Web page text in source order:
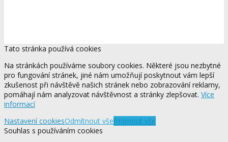
Tato stránka používá cookies
Na stránkách používáme soubory cookies. Některé jsou nezbytné
pro fungování stránek, jiné nám umožňují poskytnout vám lepší
zkušenost při návštěvě našich stránek nebo zobrazování reklamy,
pomáhají nám analyzovat návštěvnost a stránky zlepšovat. Více
informací
Nastavení cookiesOdmítnout všePřijmout vše
Souhlas s používáním cookies